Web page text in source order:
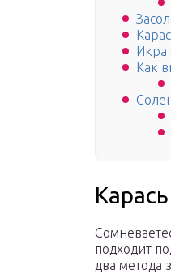
Икра
Как
подходит
два метода